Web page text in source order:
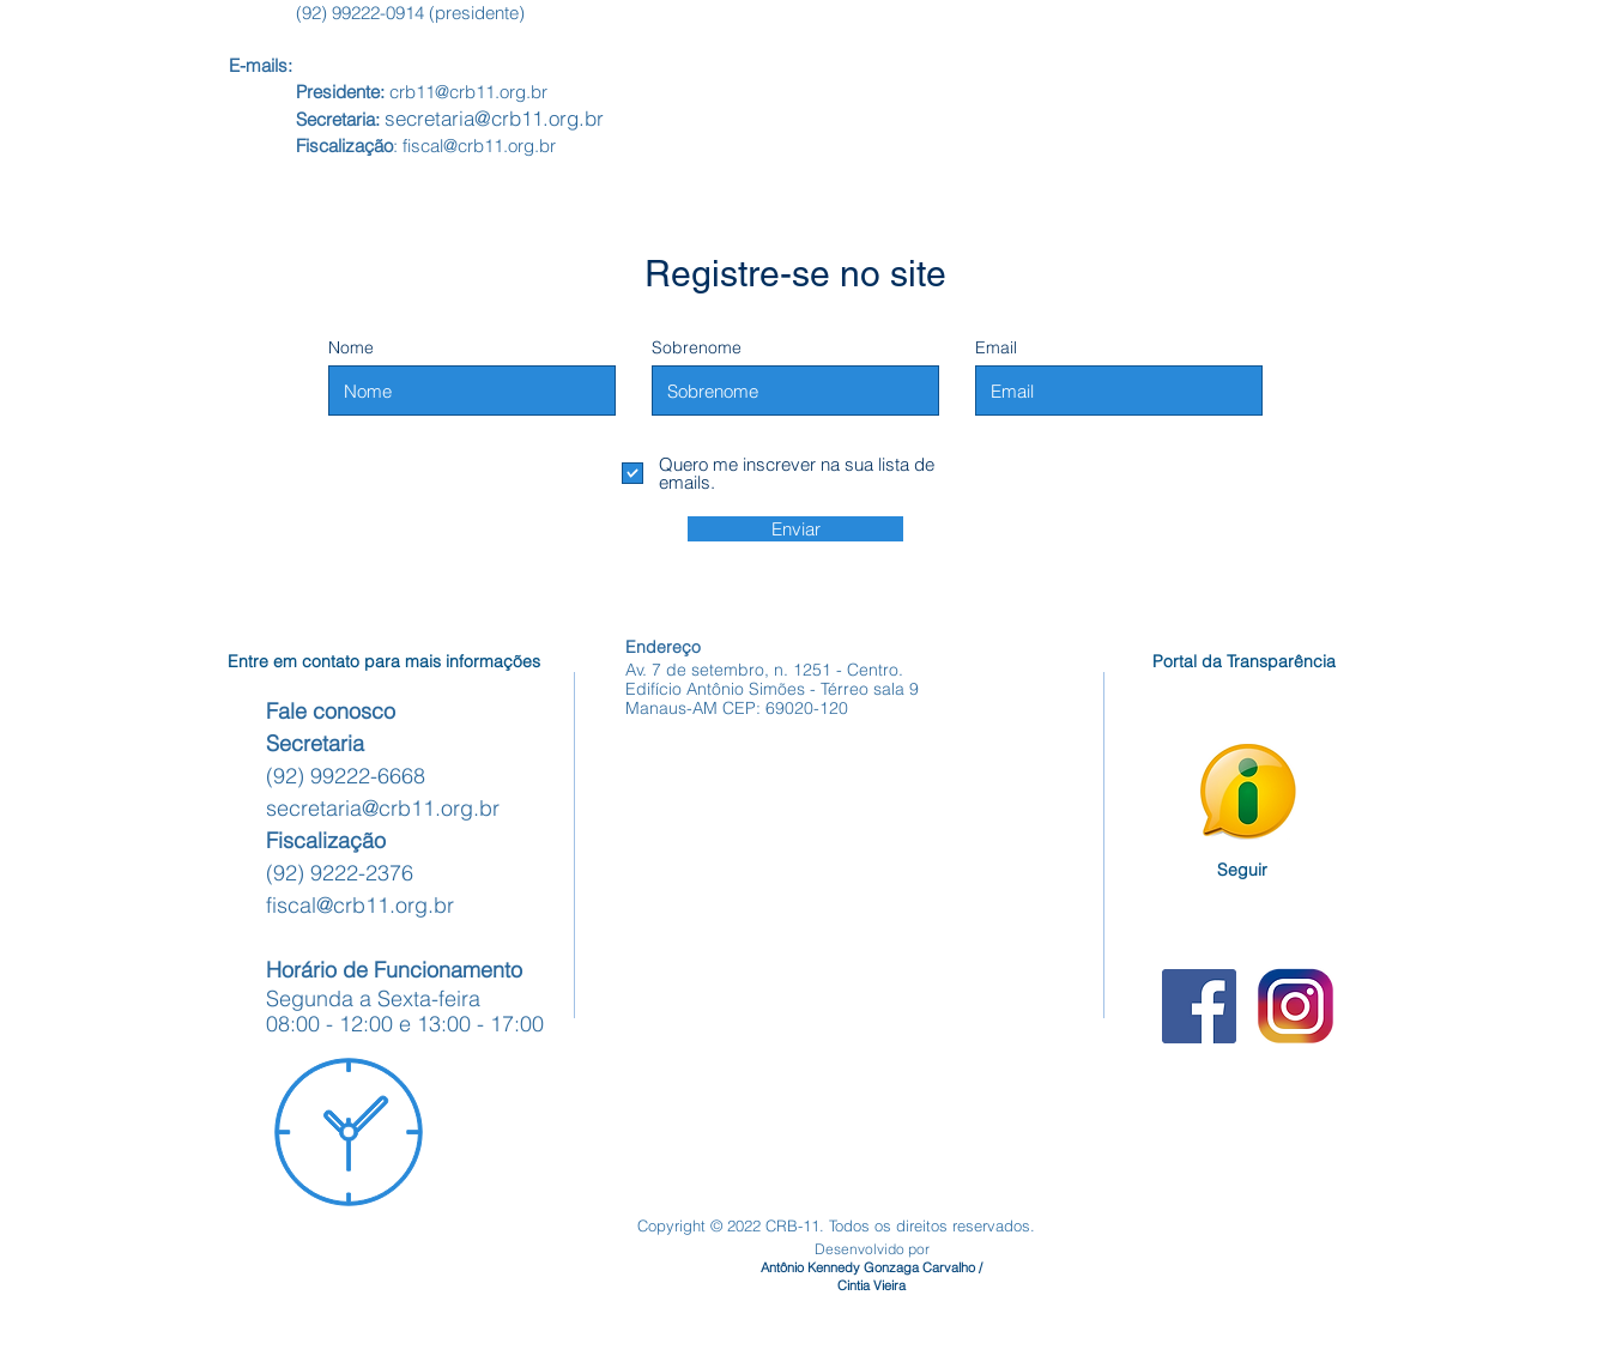
(92) 99222-0914 (presidente)
E-mails:
Presidente: crb11@crb11.org.br
Secretaria: secretaria@crb11.org.br
Fiscalização: fiscal@crb11.org.br
Registre-se no site
Nome Sobrenome Email
Quero me inscrever na sua lista de
emails.
Enviar
Entre em contato para mais informações
Endereço
Av. 7 de setembro, n. 1251 - Centro.
Edifício Antônio Simões - Térreo sala 9
Manaus-AM CEP: 69020-120
Fale conosco
Secretaria
(92) 99222-6668
secretaria@crb11.org.br
Fiscalização
(92) 9222-2376
fiscal@crb11.org.br
Horário de Funcionamento
Segunda a Sexta-feira
08:00 - 12:00 e 13:00 - 17:00
Portal da Transparência
Seguir
Copyright © 2022 CRB-11. Todos os direitos reservados.
Desenvolvido por
Antônio Kennedy Gonzaga Carvalho /
Cintia Vieira